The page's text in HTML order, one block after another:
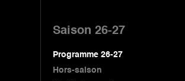
Saison 26-27
Programme 26-27
Hors-saison